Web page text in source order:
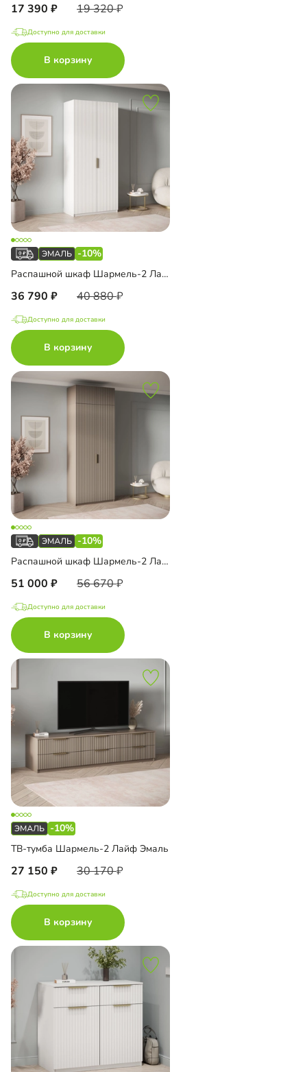
17 390 19 320
Доступно для доставки
В корзину
-10%
Распашной шкаф Шармель-2 Лайф Эмаль
36 790 40 880
Доступно для доставки
В корзину
-10%
Распашной шкаф Шармель-2 Лайф Эмаль с антресолью
51 000 56 670
Доступно для доставки
В корзину
-10%
ТВ-тумба Шармель-2 Лайф Эмаль
27 150 30 170
Доступно для доставки
В корзину